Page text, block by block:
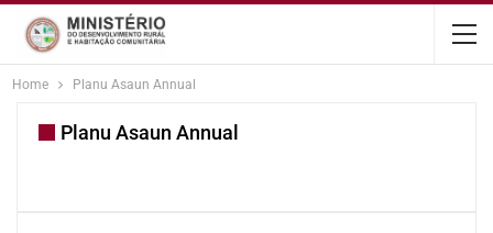
content
Home Planu Asaun Annual
Planu Asaun Annual